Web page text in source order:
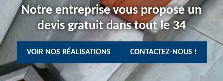
Notre entreprise vous propose un
devis gratuit dans tout le 34
VOIR NOS RÉALISATIONS CONTACTEZ-NOUS !